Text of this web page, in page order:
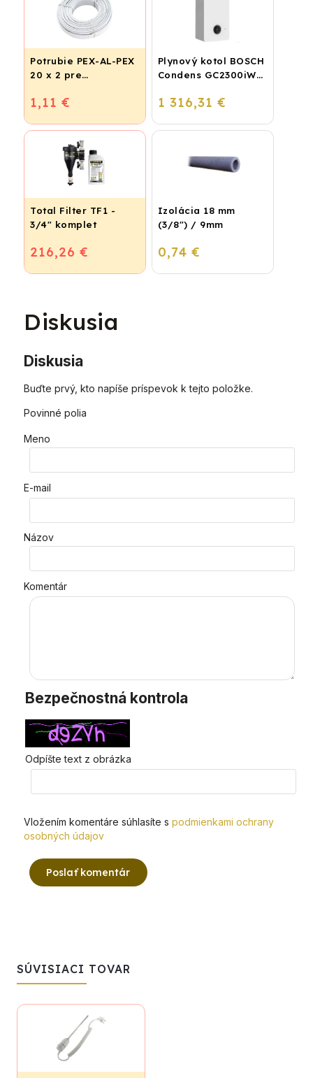
Potrubie PEX-AL-PEX
20 x 2 pre
podlahové kúrenie a
1,11 €
Plynový kotol BOSCH
Condens GC2300iW
kondenzačný
1 316,31 €
Total Filter TF1 -
3/4" komplet
216,26 €
Izolácia 18 mm
(3/8") / 9mm
0,74 €
Diskusia
Diskusia
Buďte prvý, kto napíše príspevok k tejto položke.
Povinné polia
Meno
E-mail
Názov
Komentár
Bezpečnostná kontrola
Odpíšte text z obrázka
Vložením komentáre súhlasíte s podmienkami ochrany
osobných údajov
Poslať komentár
SÚVISIACI TOVAR